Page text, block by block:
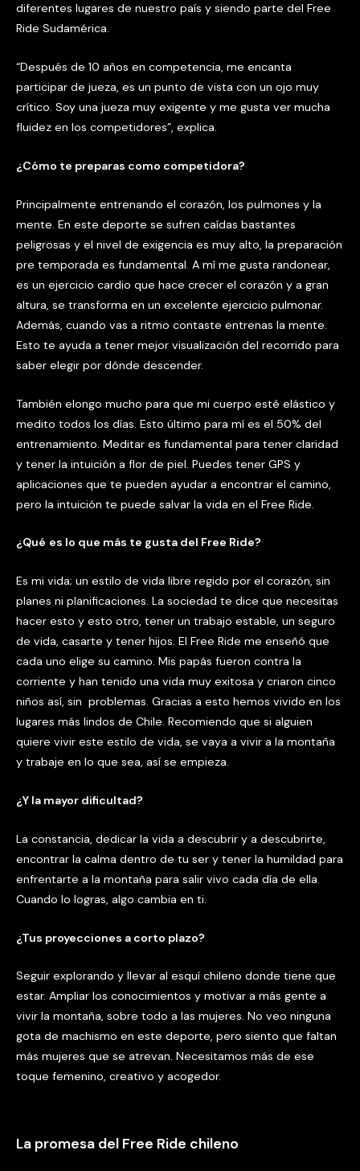
diferentes lugares de nuestro país y siendo parte del Free
Ride Sudamérica.
“Después de 10 años en competencia, me encanta
participar de jueza, es un punto de vista con un ojo muy
crítico. Soy una jueza muy exigente y me gusta ver mucha
fluidez en los competidores”, explica.
¿Cómo te preparas como competidora?
Principalmente entrenando el corazón, los pulmones y la
mente. En este deporte se sufren caídas bastantes
peligrosas y el nivel de exigencia es muy alto, la preparación
pre temporada es fundamental. A mí me gusta randonear,
es un ejercicio cardio que hace crecer el corazón y a gran
altura, se transforma en un excelente ejercicio pulmonar.
Además, cuando vas a ritmo contaste entrenas la mente.
Esto te ayuda a tener mejor visualización del recorrido para
saber elegir por dónde descender.
También elongo mucho para que mi cuerpo esté elástico y
medito todos los días. Esto último para mí es el 50% del
entrenamiento. Meditar es fundamental para tener claridad
y tener la intuición a flor de piel. Puedes tener GPS y
aplicaciones que te pueden ayudar a encontrar el camino,
pero la intuición te puede salvar la vida en el Free Ride.
¿Qué es lo que más te gusta del Free Ride?
Es mi vida; un estilo de vida libre regido por el corazón, sin
planes ni planificaciones. La sociedad te dice que necesitas
hacer esto y esto otro, tener un trabajo estable, un seguro
de vida, casarte y tener hijos. El Free Ride me enseñó que
cada uno elige su camino. Mis papás fueron contra la
corriente y han tenido una vida muy exitosa y criaron cinco
niños así, sin problemas. Gracias a esto hemos vivido en los
lugares más lindos de Chile. Recomiendo que si alguien
quiere vivir este estilo de vida, se vaya a vivir a la montaña
y trabaje en lo que sea, así se empieza.
¿Y la mayor dificultad?
La constancia, dedicar la vida a descubrir y a descubrirte,
encontrar la calma dentro de tu ser y tener la humildad para
enfrentarte a la montaña para salir vivo cada día de ella.
Cuando lo logras, algo cambia en ti.
¿Tus proyecciones a corto plazo?
Seguir explorando y llevar al esquí chileno donde tiene que
estar. Ampliar los conocimientos y motivar a más gente a
vivir la montaña, sobre todo a las mujeres. No veo ninguna
gota de machismo en este deporte, pero siento que faltan
más mujeres que se atrevan. Necesitamos más de ese
toque femenino, creativo y acogedor.
La promesa del Free Ride chileno